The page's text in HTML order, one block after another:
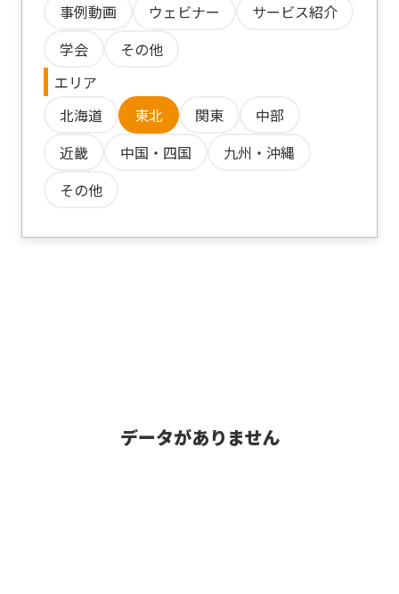
事例動画
ウェビナー
サービス紹介
学会
その他
エリア
北海道
東北 関東
中部
近畿
中国・四国
九州・沖縄
その他
データがありません